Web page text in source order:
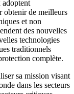
adoptent
obtenir de meilleurs
et non
des nouvelles
technologies
traditionnels
complète.
sa mission visant
dans les secteurs